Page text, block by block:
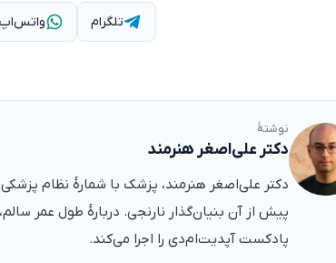
تلگرام واتس‌اپ
نوشتهٔ
دکتر علی‌اصغر هنرمند
پیش از آن بنیان‌گذار نارنجی. دربارهٔ طول عمر
پادکست آپدیت‌ام‌دی را اجرا می‌کند.